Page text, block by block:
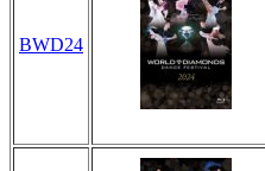
BWD24